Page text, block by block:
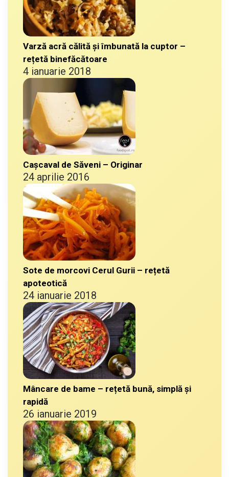
Varză acră călită și îmbunată la cuptor –
rețetă binefăcătoare
4 ianuarie 2018
Cașcaval de Săveni – Originar
24 aprilie 2016
Sote de morcovi Cerul Gurii – rețetă
apoteotică
24 ianuarie 2018
Mâncare de bame – rețetă bună, simplă și
rapidă
26 ianuarie 2019